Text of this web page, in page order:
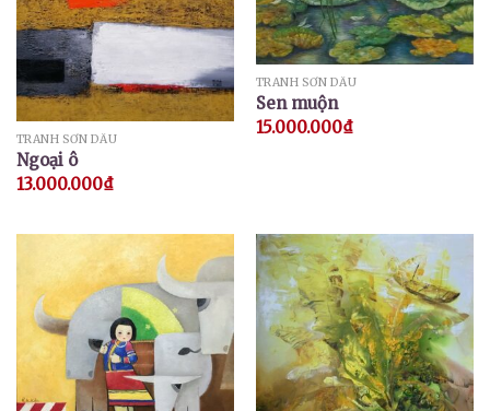
TRANH SƠN DẦU
Ngoại ô
13.000.000₫
TRANH SƠN DẦU
Sen muộn
15.000.000₫